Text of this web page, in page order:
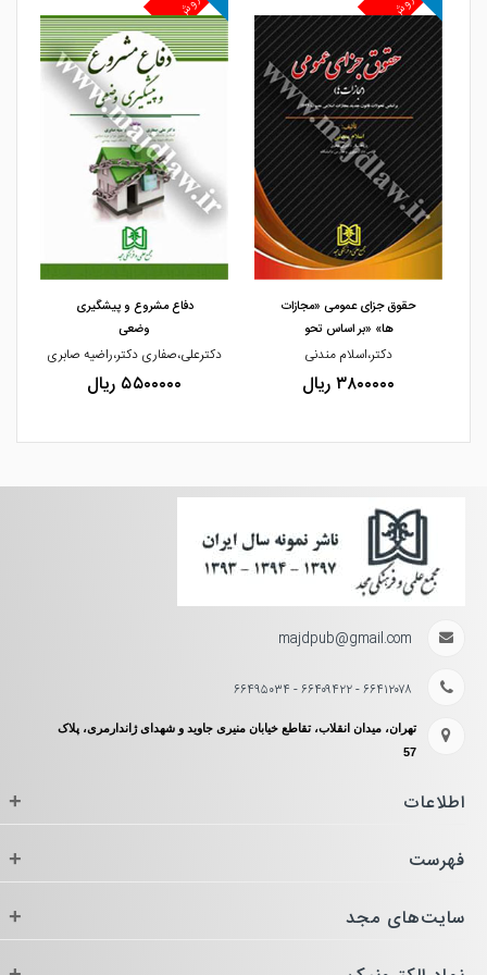
مشاهده و خرید مشاهده و خرید
حقوق جزای عمومی «مجازات
ها» «بر اساس تحو
دکتر،اسلام مندنی
۳۸۰۰۰۰۰ ریال
دفاع مشروع و پیشگیری
وضعی
دکترعلی،صفاری دکتر،راضیه صابری
۵۵۰۰۰۰۰ ریال
majdpub@gmail.com
۶۶۴۱۲۰۷۸ - ۶۶۴۰۹۴۲۲ - ۶۶۴۹۵۰۳۴
تهران، میدان انقلاب، تقاطع خیابان منیری جاوید و شهدای ژاندارمری، پلاک
57
اطلاعات +
فهرست +
سایت‌های مجد +